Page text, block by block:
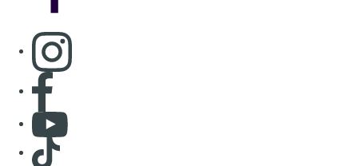
Consulter page Instagram
Consulter page Facebook
Consulter Youtube
Consulter TikTok